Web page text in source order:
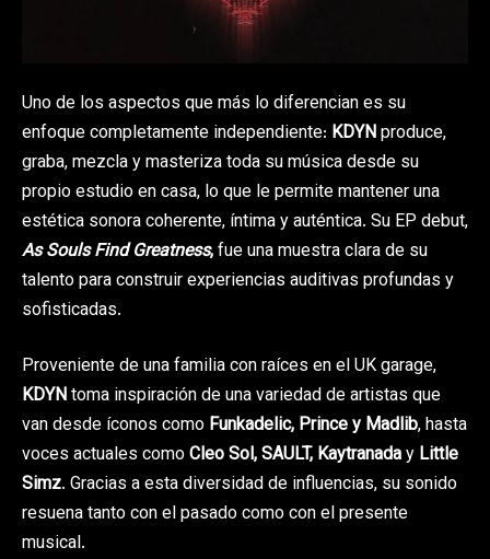
Uno de los aspectos que más lo diferencian es su
enfoque completamente independiente: KDYNproduce,
graba, mezcla y masteriza toda su música desde su
propio estudio en casa, lo que le permite mantener una
estética sonora coherente, íntima y auténtica. Su EP debut,
As Souls Find Greatness,fue una muestra clara de su
talento para construir experiencias auditivas profundas y
sofisticadas.
Proveniente de una familia con raíces en el UK garage,
KDYNtoma inspiración de una variedad de artistas que
van desde íconos como Funkadelic, Prince y Madlib, hasta
voces actuales comoCleo Sol, SAULT, Kaytranaday Little
Simz. Gracias a esta diversidad de influencias, su sonido
resuena tanto con el pasado como con el presente
musical.